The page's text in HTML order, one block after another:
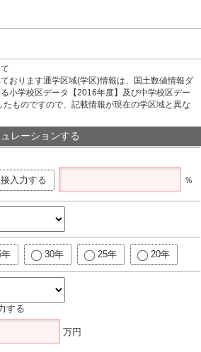
おります通学区域(学区)情報は、国土数値情報ダ
小学校区データ【2016年度】及び中学校区デー
ものですので、記載情報が現在の学区域と異な
レーションする
入力する ％
30年 25年 20年
する
万円